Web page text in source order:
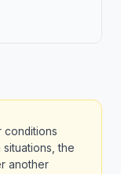
conditions
the
another